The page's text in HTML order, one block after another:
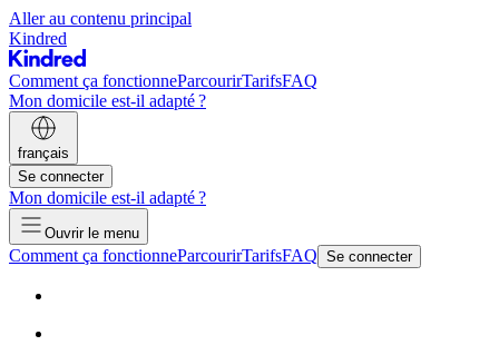
Aller au contenu principal
Kindred
Comment ça fonctionneParcourirTarifsFAQ
Mon domicile est-il adapté ?
français
Se connecter
Mon domicile est-il adapté ?
Ouvrir le menu
Comment ça fonctionneParcourirTarifsFAQ Se connecter